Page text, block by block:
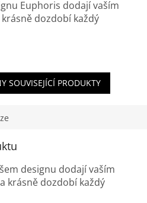
Euphoris dodají vaším
dozdobí každý
SOUVISEJÍCÍ PRODUKTY
designu dodají vaším
krásně dozdobí každý